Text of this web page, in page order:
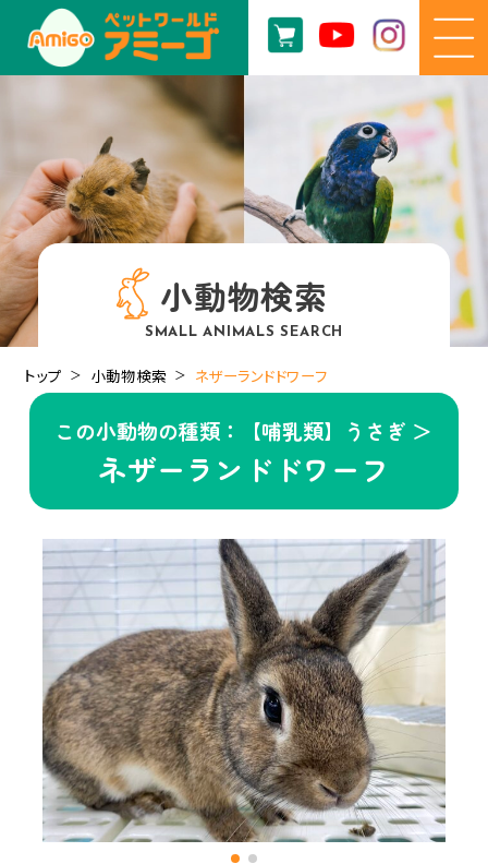
小動物検索
SMALL ANIMALS SEARCH
トップ 小動物検索 ネザーランドドワーフ
この小動物の種類：【哺乳類】うさぎ ＞
ネザーランドドワーフ